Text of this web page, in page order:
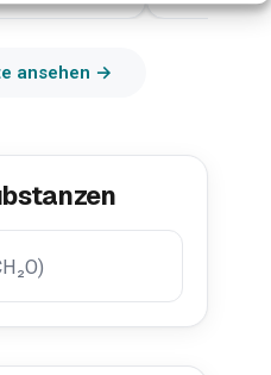
ansehen →